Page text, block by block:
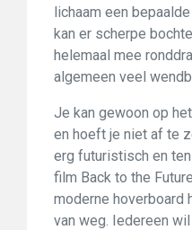
lichaam een
kan er scherpe
helemaal mee
algemeen veel
Je kan gewoon op
en hoeft je niet af te
erg futuristisch en
film Back to the
moderne hoverboard
van weg. Iedereen